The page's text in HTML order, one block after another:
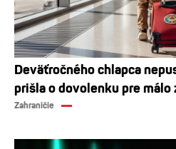
Deväťročného chlapca
prišla o dovolenku pre málo
Zahraničie